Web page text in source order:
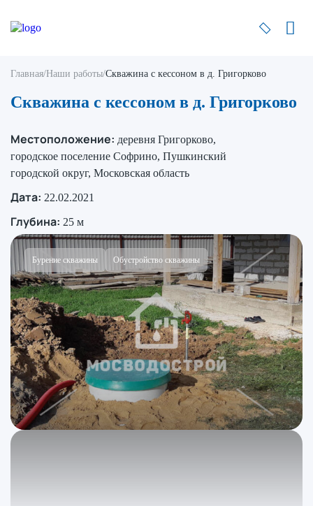
Главная/Наши работы/Скважина с кессоном в д. Григорково
Скважина с кессоном в д. Григорково
Местоположение: деревня Григорково,
городское поселение Софрино, Пушкинский
городской округ, Московская область
Дата: 22.02.2021
Глубина: 25 м
Бурение скважины Обустройство скважины